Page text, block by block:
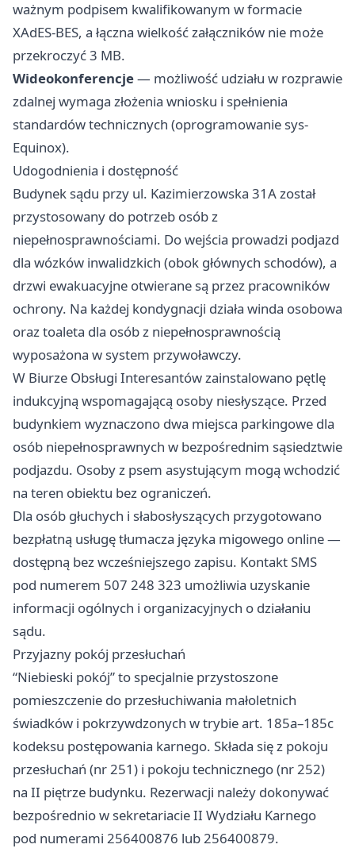
ważnym podpisem kwalifikowanym w formacie
XAdES-BES, a łączna wielkość załączników nie może
przekroczyć 3 MB.
Wideokonferencje— możliwość udziału w rozprawie
zdalnej wymaga złożenia wniosku i spełnienia
standardów technicznych (oprogramowanie sys-
Equinox).
Udogodnienia i dostępność
Budynek sądu przy ul. Kazimierzowska 31A został
przystosowany do potrzeb osób z
niepełnosprawnościami. Do wejścia prowadzi podjazd
dla wózków inwalidzkich (obok głównych schodów), a
drzwi ewakuacyjne otwierane są przez pracowników
ochrony. Na każdej kondygnacji działa winda osobowa
oraz toaleta dla osób z niepełnosprawnością
wyposażona w system przywoławczy.
W Biurze Obsługi Interesantów zainstalowano pętlę
indukcyjną wspomagającą osoby niesłyszące. Przed
budynkiem wyznaczono dwa miejsca parkingowe dla
osób niepełnosprawnych w bezpośrednim sąsiedztwie
podjazdu. Osoby z psem asystującym mogą wchodzić
na teren obiektu bez ograniczeń.
Dla osób głuchych i słabosłyszących przygotowano
bezpłatną usługę tłumacza języka migowego online —
dostępną bez wcześniejszego zapisu. Kontakt SMS
pod numerem 507 248 323 umożliwia uzyskanie
informacji ogólnych i organizacyjnych o działaniu
sądu.
Przyjazny pokój przesłuchań
“Niebieski pokój” to specjalnie przystoszone
pomieszczenie do przesłuchiwania małoletnich
świadków i pokrzywdzonych w trybie art. 185a–185c
kodeksu postępowania karnego. Składa się z pokoju
przesłuchań (nr 251) i pokoju technicznego (nr 252)
na II piętrze budynku. Rezerwacji należy dokonywać
bezpośrednio w sekretariacie II Wydziału Karnego
pod numerami 256400876 lub 256400879.